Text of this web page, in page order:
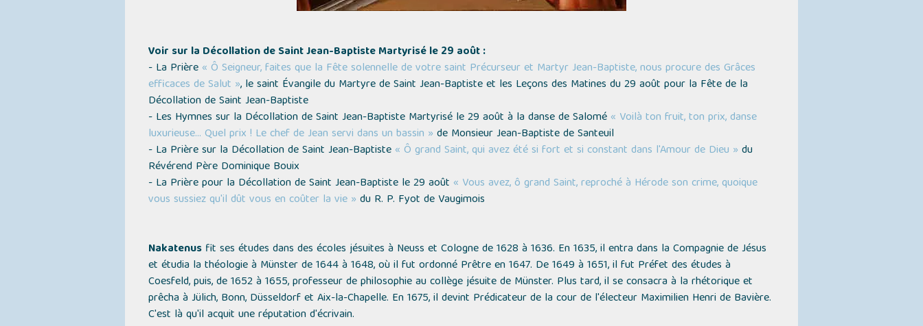
Voir sur la Décollation de Saint Jean-Baptiste Martyrisé le 29 août :
- La Prière « Ô Seigneur, faites que la Fête solennelle de votre saint Précurseur et Martyr Jean-Baptiste, nous procure des Grâces
efficaces de Salut », le saint Évangile du Martyre de Saint Jean-Baptiste et les Leçons des Matines du 29 août pour la Fête de la
Décollation de Saint Jean-Baptiste
- Les Hymnes sur la Décollation de Saint Jean-Baptiste Martyrisé le 29 août à la danse de Salomé « Voilà ton fruit, ton prix, danse
luxurieuse… Quel prix ! Le chef de Jean servi dans un bassin » de Monsieur Jean-Baptiste de Santeuil
- La Prière sur la Décollation de Saint Jean-Baptiste « Ô grand Saint, qui avez été si fort et si constant dans l'Amour de Dieu » du
Révérend Père Dominique Bouix
- La Prière pour la Décollation de Saint Jean-Baptiste le 29 août « Vous avez, ô grand Saint, reproché à Hérode son crime, quoique
vous sussiez qu'il dût vous en coûter la vie » du R. P. Fyot de Vaugimois
Nakatenusfit ses études dans des écoles jésuites à Neuss et Cologne de 1628 à 1636. En 1635, il entra dans la Compagnie de Jésus
et étudia la théologie à Münster de 1644 à 1648, où il fut ordonné Prêtre en 1647. De 1649 à 1651, il fut Préfet des études à
Coesfeld, puis, de 1652 à 1655, professeur de philosophie au collège jésuite de Münster. Plus tard, il se consacra à la rhétorique et
prêcha à Jülich, Bonn, Düsseldorf et Aix-la-Chapelle. En 1675, il devint Prédicateur de la cour de l'électeur Maximilien Henri de Bavière.
C'est là qu'il acquit une réputation d'écrivain.